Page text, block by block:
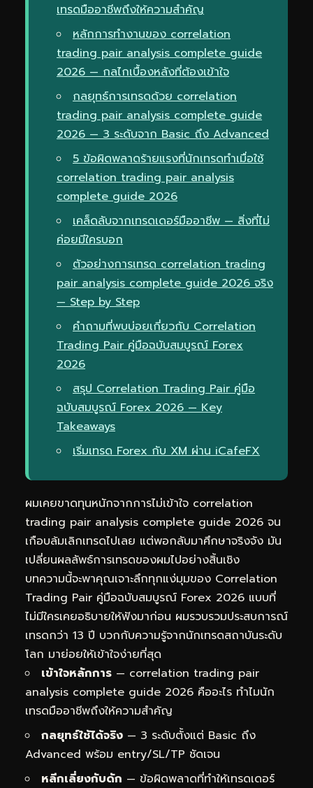
เทรดมืออาชีพถึงให้ความสำคัญ
หลักการทำงานของ correlation
trading pair analysis complete guide
2026 — กลไกเบื้องหลังที่ต้องเข้าใจ
กลยุทธ์การเทรดด้วย correlation
trading pair analysis complete guide
2026 — 3 ระดับจาก Basic ถึง Advanced
5 ข้อผิดพลาดร้ายแรงที่นักเทรดทำเมื่อใช้
correlation trading pair analysis
complete guide 2026
เคล็ดลับจากเทรดเดอร์มืออาชีพ — สิ่งที่ไม่
ค่อยมีใครบอก
ตัวอย่างการเทรด correlation trading
pair analysis complete guide 2026 จริง
— Step by Step
คำถามที่พบบ่อยเกี่ยวกับ Correlation
Trading Pair คู่มือฉบับสมบูรณ์ Forex
2026
สรุป Correlation Trading Pair คู่มือ
ฉบับสมบูรณ์ Forex 2026 — Key
Takeaways
เริ่มเทรด Forex กับ XM ผ่าน iCafeFX
ผมเคยขาดทุนหนักจากการไม่เข้าใจ correlation
trading pair analysis complete guide 2026 จน
เกือบล้มเลิกเทรดไปเลย แต่พอกลับมาศึกษาจริงจัง มัน
เปลี่ยนผลลัพธ์การเทรดของผมไปอย่างสิ้นเชิง
บทความนี้จะพาคุณเจาะลึกทุกแง่มุมของ Correlation
Trading Pair คู่มือฉบับสมบูรณ์ Forex 2026 แบบที่
ไม่มีใครเคยอธิบายให้ฟังมาก่อน ผมรวบรวมประสบการณ์
เทรดกว่า 13 ปี บวกกับความรู้จากนักเทรดสถาบันระดับ
โลก มาย่อยให้เข้าใจง่ายที่สุด
เข้าใจหลักการ — correlation trading pair
analysis complete guide 2026 คืออะไร ทำไมนัก
เทรดมืออาชีพถึงให้ความสำคัญ
กลยุทธ์ใช้ได้จริง — 3 ระดับตั้งแต่ Basic ถึง
Advanced พร้อม entry/SL/TP ชัดเจน
หลีกเลี่ยงกับดัก — ข้อผิดพลาดที่ทำให้เทรดเดอร์